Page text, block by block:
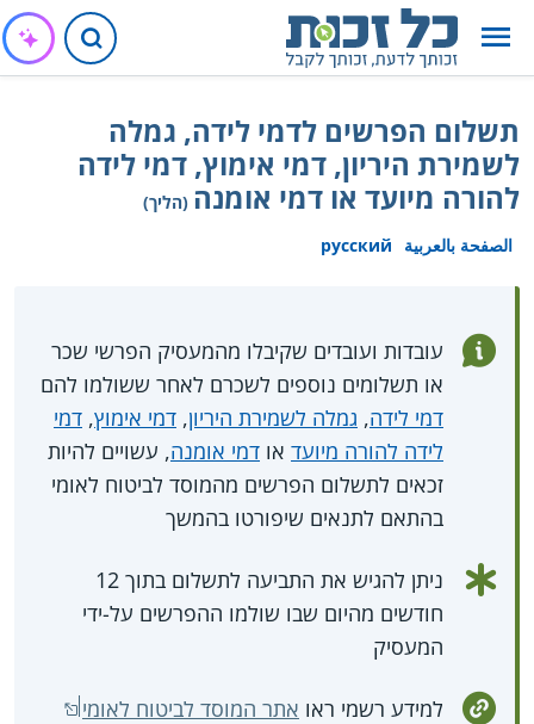
תשלום הפרשים לדמי לידה, גמלה
לשמירת היריון, דמי אימוץ, דמי לידה
להורה מיועד או דמי אומנה (הליך)
الصفحة بالعربية
русский
עובדות ועובדים שקיבלו מהמעסיק הפרשי שכר
או תשלומים נוספים לשכרם לאחר ששולמו להם
דמי לידה, גמלה לשמירת היריון, דמי אימוץ, דמי
לידה להורה מיועד או דמי אומנה, עשויים להיות
זכאים לתשלום הפרשים מהמוסד לביטוח לאומי
בהתאם לתנאים שיפורטו בהמשך
ניתן להגיש את התביעה לתשלום בתוך 12
חודשים מהיום שבו שולמו ההפרשים על-ידי
המעסיק
למידע רשמי ראו אתר המוסד לביטוח לאומי